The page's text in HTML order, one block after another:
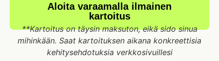
Aloita varaamalla ilmainen
kartoitus
**Kartoitus on täysin maksuton, eikä sido sinua
mihinkään. Saat kartoituksen aikana konkreettisia
kehitysehdotuksia verkkosivuillesi